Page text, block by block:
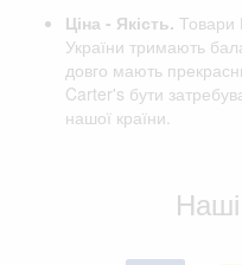
Ціна - Якість. Товари
України тримають
довго мають
Carter's бути
нашої країни.